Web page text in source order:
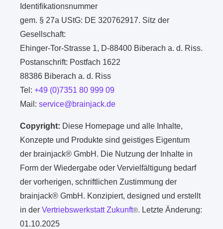
Identifikationsnummer
gem. § 27a UStG: DE 320762917. Sitz der
Gesellschaft:
Ehinger-Tor-Strasse 1, D-88400 Biberach a. d. Riss.
Postanschrift: Postfach 1622
88386 Biberach a. d. Riss
Tel:+49 (0)7351 80 999 09
Mail:service@brainjack.de
Copyright: Diese Homepage und alle Inhalte,
Konzepte und Produkte sind geistiges Eigentum
der brainjack® GmbH. Die Nutzung der Inhalte in
Form der Wiedergabe oder Vervielfältigung bedarf
der vorherigen, schriftlichen Zustimmung der
brainjack® GmbH. Konzipiert, designed und erstellt
in derVertriebswerkstatt Zukunft®. Letzte Änderung:
01.10.2025